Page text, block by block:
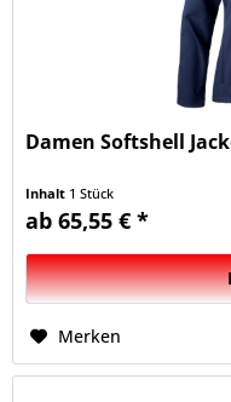
Damen Softshell
Inhalt 1 Stück
ab 65,55 € *
Merken